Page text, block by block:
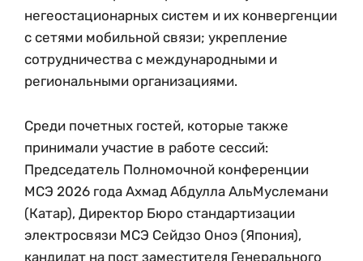
негеостационарных систем и их конвергенции
с сетями мобильной связи; укрепление
сотрудничества с международными и
региональными организациями.
Среди почетных гостей, которые также
принимали участие в работе сессий:
Председатель Полномочной конференции
МСЭ 2026 года Ахмад Абдулла АльМуслемани
(Катар), Директор Бюро стандартизации
электросвязи МСЭ Сейдзо Оноэ (Япония),
кандидат на пост заместителя Генерального